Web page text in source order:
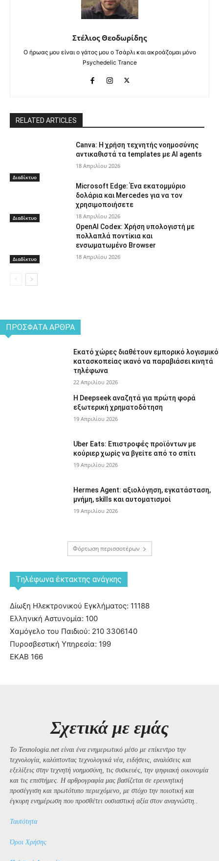
Στέλιος Θεοδωρίδης
Ο ήρωας μου είναι ο γάτος μου ο Τσάρλι και ακροάζομαι μόνο
Psychedelic Trance
RELATED ARTICLES
Διαδίκτυο
Canva: Η χρήση τεχνητής νοημοσύνης
αντικαθιστά τα templates με AI agents
18 Απριλίου 2026
Διαδίκτυο
Microsoft Edge: Ένα εκατομμύριο
δολάρια και Mercedes για να τον
χρησιμοποιήσετε
18 Απριλίου 2026
Διαδίκτυο
OpenAI Codex: Χρήση υπολογιστή με
πολλαπλά ποντίκια και
ενσωματωμένο Browser
18 Απριλίου 2026
ΠΡΌΣΦΑΤΑ ΆΡΘΡΑ
Εκατό χώρες διαθέτουν εμπορικό λογισμικό
κατασκοπείας ικανό να παραβιάσει κινητά
τηλέφωνα
22 Απριλίου 2026
Η Deepseek αναζητά για πρώτη φορά
εξωτερική χρηματοδότηση
19 Απριλίου 2026
Uber Eats: Επιστροφές προϊόντων με
κούριερ χωρίς να βγείτε από το σπίτι
19 Απριλίου 2026
Hermes Agent: αξιολόγηση, εγκατάσταση,
μνήμη, skills και αυτοματισμοί
19 Απριλίου 2026
Φόρτωση περισσοτέρων
Tηλέφωνα έκτακτης ανάγκης
Δίωξη Ηλεκτρονικού Εγκλήματος: 11188
Ελληνική Αστυνομία: 100
Χαμόγελο του Παιδιού: 210 3306140
Πυροσβεστική Υπηρεσία: 199
ΕΚΑΒ 166
Σχετικά με εμάς
Το Texnologia.net είναι ένα ενημερωτικό μέσο με επίκεντρο την
τεχνολογία, καλύπτοντας τεχνολογικά νέα, ειδήσεις, αναλύσεις και
εξελίξεις στην τεχνητή νοημοσύνη, τις συσκευές, την ψηφιακή οικονομία
και τις επιστήμες. Η αρθρογραφία μας βασίζεται σε ερευνητική
προσέγγιση και πρωτότυπο περιεχόμενο, με στόχο την ποιοτική και
έγκυρη ενημέρωση που προσθέτει ουσιαστική αξία στον αναγνώστη..
Ταυτότητα
Όροι Χρήσης